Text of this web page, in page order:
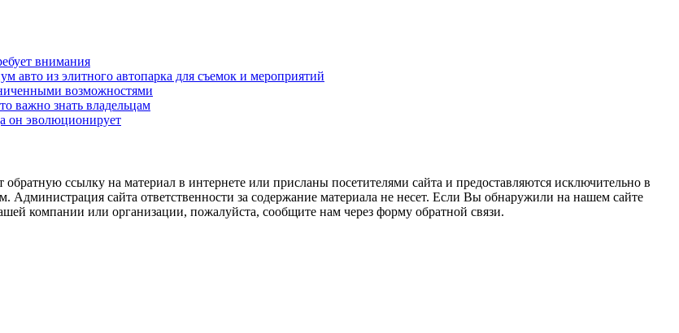
внимания
авто из элитного автопарка для съемок и мероприятий
возможностями
важно знать владельцам
он эволюционирует
ссылку на материал в интернете или присланы посетителями сайта и предоставляются исключительно в
Администрация сайта ответственности за содержание материала не несет. Если Вы обнаружили на нашем сайте
компании или организации, пожалуйста, сообщите нам через форму обратной связи.